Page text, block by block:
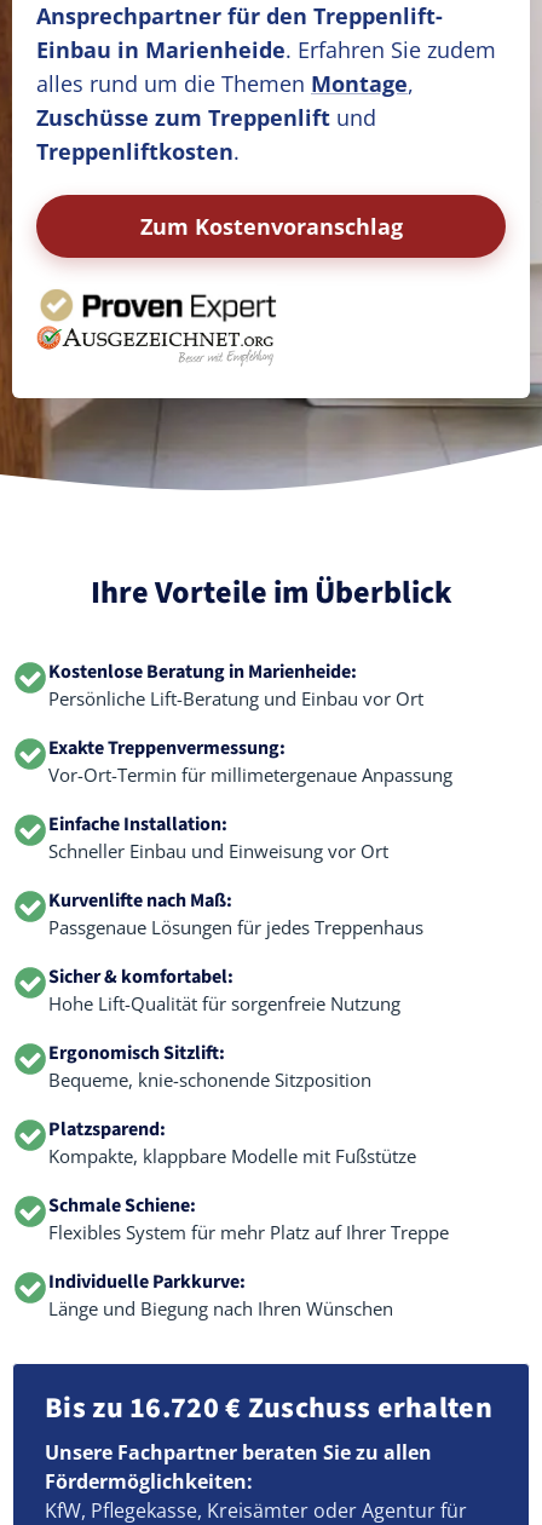
Ansprechpartner für den Treppenlift-
Einbau in Marienheide. Erfahren Sie zudem
alles rund um die Themen Montage,
Zuschüsse zum Treppenlift und
Treppenliftkosten.
Zum Kostenvoranschlag
Ihre Vorteile im Überblick
Kostenlose Beratung in Marienheide:
Persönliche Lift-Beratung und Einbau vor Ort
Exakte Treppenvermessung:
Vor-Ort-Termin für millimetergenaue Anpassung
Einfache Installation:
Schneller Einbau und Einweisung vor Ort
Kurvenlifte nach Maß:
Passgenaue Lösungen für jedes Treppenhaus
Sicher & komfortabel:
Hohe Lift-Qualität für sorgenfreie Nutzung
Ergonomisch Sitzlift:
Bequeme, knie-schonende Sitzposition
Platzsparend:
Kompakte, klappbare Modelle mit Fußstütze
Schmale Schiene:
Flexibles System für mehr Platz auf Ihrer Treppe
Individuelle Parkkurve:
Länge und Biegung nach Ihren Wünschen
Bis zu 16.720 € Zuschuss erhalten
Unsere Fachpartner beraten Sie zu allen
Fördermöglichkeiten:
KfW, Pflegekasse, Kreisämter oder Agentur für